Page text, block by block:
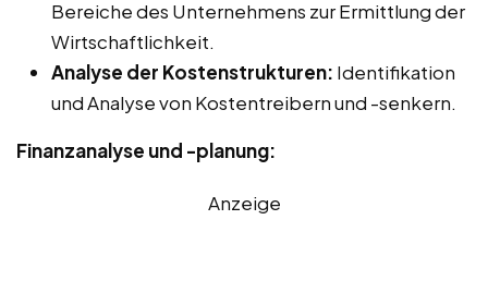
Bereiche des Unternehmens zur Ermittlung der
Wirtschaftlichkeit.
Analyse der Kostenstrukturen: Identifikation
und Analyse von Kostentreibern und -senkern.
Finanzanalyse und -planung:
Anzeige